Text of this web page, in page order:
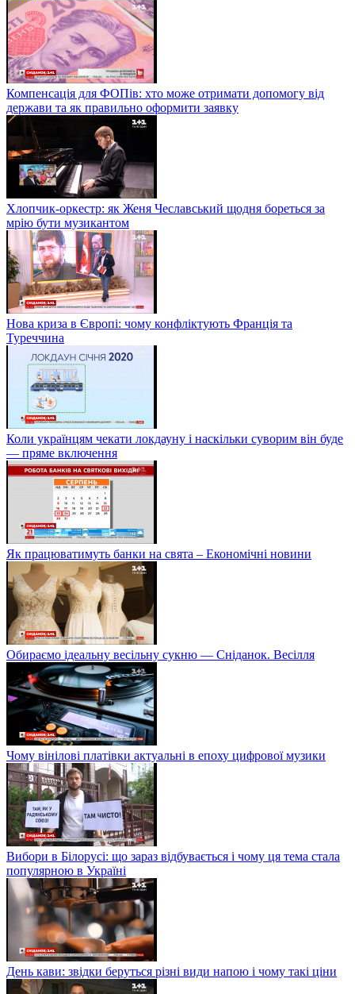
Компенсація для ФОПів: хто може отримати допомогу від
держави та як правильно оформити заявку
Хлопчик-оркестр: як Женя Чеславський щодня бореться за
мрію бути музикантом
Нова криза в Європі: чому конфліктують Франція та
Туреччина
Коли українцям чекати локдауну і наскільки суворим він буде
— пряме включення
Як працюватимуть банки на свята – Економічні новини
Обираємо ідеальну весільну сукню — Сніданок. Весілля
Чому вінілові платівки актуальні в епоху цифрової музики
Вибори в Білорусі: що зараз відбувається і чому ця тема стала
популярною в Україні
День кави: звідки беруться різні види напою і чому такі ціни